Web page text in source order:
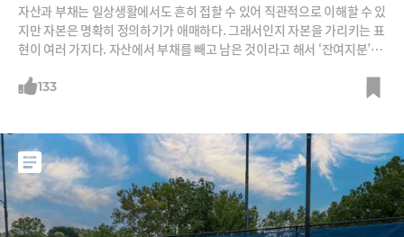
자산과 부채는 일상생활에서도 흔히 접할 수 있어 직관적으로 이해할 수 있
지만 자본은 명확히 정의하기가 애매하다. 그래서인지 자본을 가리키는 표
현이 여러 가지다. 자산에서 부채를 빼고 남은 것이라고 해서 ‘잔여지분’이
이 낯설고 애매한 것은 상법이라는 복병 때문이다. 주주가 회사를 설립하
133